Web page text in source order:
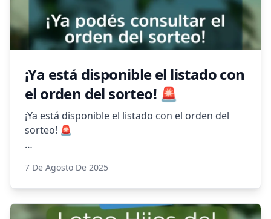
👉 No estás solo, no estás sola. Tus días valen,
tu vida importa.
¡Ya está disponible el listado con
el orden del sorteo! 🚨
¡Ya está disponible el listado con el orden del
sorteo! 🚨
suplente y conocé tu orden
Haz clic aqui
7 De Agosto De 2025